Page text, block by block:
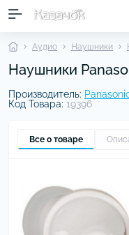
Аудио Наушники
Наушники
Производитель:
Код Товара: 19396
Все о товаре